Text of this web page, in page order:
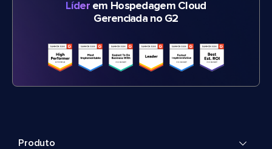
Líderem Hospedagem Cloud
Gerenciada no G2
Produto